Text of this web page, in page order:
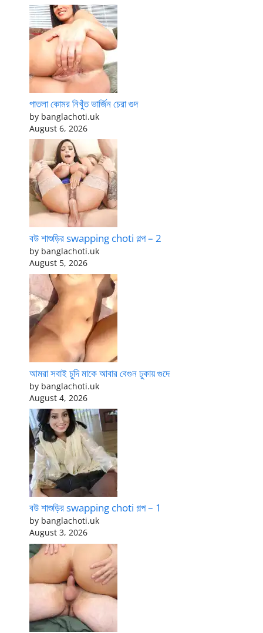
পাতলা কোমর নিখুঁত ভার্জিন চেরা গুদ
by banglachoti.uk
August 6, 2026
বউ শাশুড়ির swapping choti গল্প – 2
by banglachoti.uk
August 5, 2026
আমরা সবাই চুদি মাকে আবার বেগুন ঢুকায় গুদে
by banglachoti.uk
August 4, 2026
বউ শাশুড়ির swapping choti গল্প – 1
by banglachoti.uk
August 3, 2026